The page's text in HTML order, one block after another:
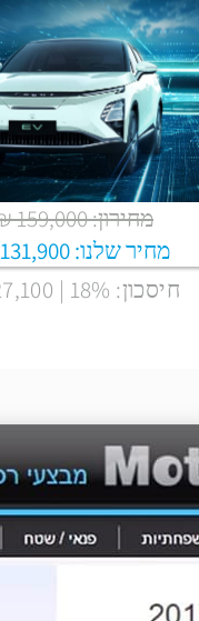
מחירון: 159,000 ₪
מחיר שלנו:131,900 ₪
חיסכון: 18% | 27,100 ₪